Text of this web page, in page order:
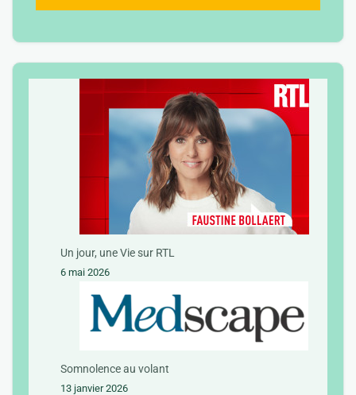
Un jour, une Vie sur RTL
6 mai 2026
Somnolence au volant
13 janvier 2026